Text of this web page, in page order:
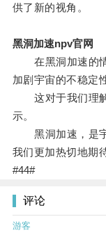
供了新的视角。
黑洞加速npv官网
在黑洞加速的情
加剧宇宙的不稳定
这对于我们理解
示。
黑洞加速，是宇
我们更加热切地期
#44#
评论
游客